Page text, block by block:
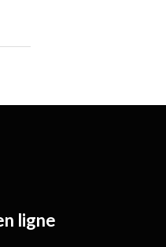
ligne